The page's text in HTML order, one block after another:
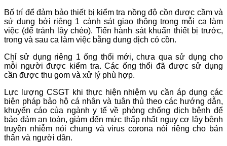
Bố trí để đảm bảo thiết bị kiểm tra nồng độ cồn được cầm và
sử dụng bởi riêng 1 cảnh sát giao thông trong mỗi ca làm
việc (để tránh lây chéo). Tiến hành sát khuẩn thiết bị trước,
trong và sau ca làm việc bằng dung dịch có cồn.
Chỉ sử dụng riêng 1 ống thổi mới, chưa qua sử dụng cho
mỗi người được kiểm tra. Các ống thổi đã được sử dụng
cần được thu gom và xử lý phù hợp.
Lực lượng CSGT khi thực hiện nhiệm vụ cần áp dụng các
biện pháp bảo hộ cá nhân và tuân thủ theo các hướng dẫn,
khuyến cáo của ngành y tế về phòng chống dịch bệnh để
bảo đảm an toàn, giảm đến mức thấp nhất nguy cơ lây bệnh
truyền nhiễm nói chung và virus corona nói riêng cho bản
thân và người dân.